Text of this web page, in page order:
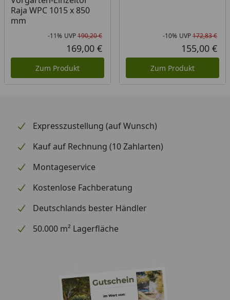
Raja WPC 1015 x 850
mm
Rabatt in Prozent
-11%
Ursprünglicher Preis
UVP190,20 €
Aktueller Preis
169,00 €
Zum Produkt
-10% UVP172,83 €
155,00 €
Zum Produkt
Expresszustellung (auf Wunsch)
Kauf auf Rechnung (10 Zahlarten)
Montageservice
Kostenlose Fachberatung
Deutschlands bester Händler
50.000 m² Lagerfläche